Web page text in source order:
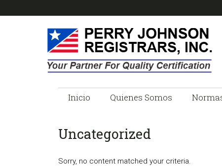
to
to
to
to
PERRY
REGISTRARS
Inicio Quienes Somos
Uncategorized
Sorry, no content matched your criteria.